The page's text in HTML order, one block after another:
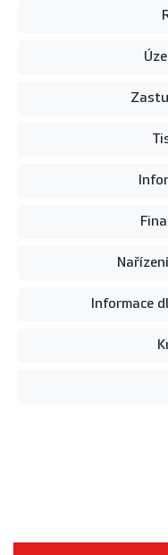
Informace